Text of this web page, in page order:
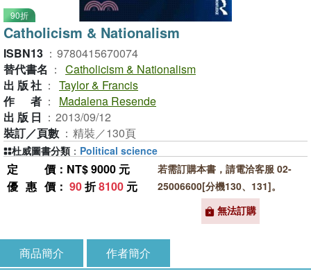
90折
Catholicism & Nationalism
ISBN13 ： 9780415670074
替代書名 ： Catholicism & Nationalism
出版社 ： Taylor & Francis
作者 ：
Madalena Resende
出版日 ： 2013/09/12
裝訂／頁數 ： 精裝／130頁
定價 ：NT$ 9000 元
優惠價 ： 90折8100 元
若需訂購本書，請電洽客服 02-
25006600[分機130、131]。
無法訂購
杜威圖書分類 ： Political science
商品簡介 作者簡介